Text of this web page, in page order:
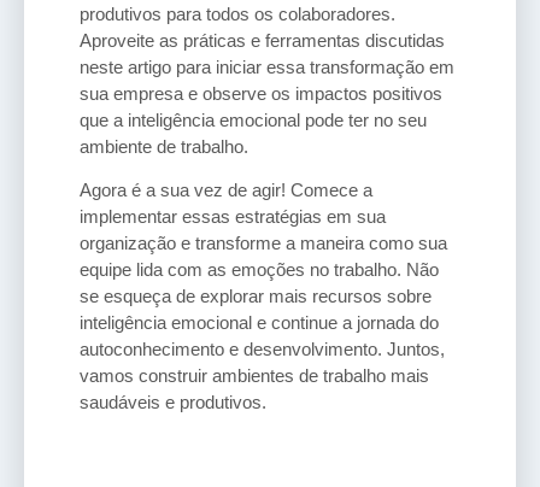
produtivos para todos os colaboradores.
Aproveite as práticas e ferramentas discutidas
neste artigo para iniciar essa transformação em
sua empresa e observe os impactos positivos
que a inteligência emocional pode ter no seu
ambiente de trabalho.
Agora é a sua vez de agir! Comece a
implementar essas estratégias em sua
organização e transforme a maneira como sua
equipe lida com as emoções no trabalho. Não
se esqueça de explorar mais recursos sobre
inteligência emocional e continue a jornada do
autoconhecimento e desenvolvimento. Juntos,
vamos construir ambientes de trabalho mais
saudáveis e produtivos.